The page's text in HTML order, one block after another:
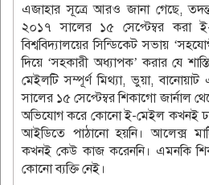
এজাহার সূত্রে আরও জানা গেছে,
২০১৭ সালের ১৫ সেপ্টেম্বর করা ই-
বিশ্ববিদ্যালয়ের সিন্ডিকেট সভায়
দিয়ে ‘সহকারী অধ্যাপক’ করার যে
মেইলটি সম্পূর্ণ মিথ্যা, ভুয়া,
সালের ১৫ সেপ্টেম্বর শিকাগো জার্নাল
অভিযোগ করে কোনো ই-মেইল কখনই
আইডিতে পাঠানো হয়নি। আলেক্স
কখনই কেউ কাজ করেননি। এমনকি
কোনো ব্যক্তি নেই।